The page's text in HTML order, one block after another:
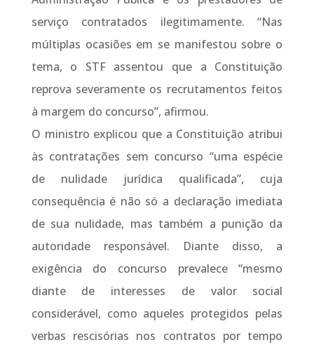
serviço contratados ilegitimamente. “Nas
múltiplas ocasiões em se manifestou sobre o
tema, o STF assentou que a Constituição
reprova severamente os recrutamentos feitos
à margem do concurso”, afirmou.
O ministro explicou que a Constituição atribui
às contratações sem concurso “uma espécie
de nulidade jurídica qualificada”, cuja
consequência é não só a declaração imediata
de sua nulidade, mas também a punição da
autoridade responsável. Diante disso, a
exigência do concurso prevalece “mesmo
diante de interesses de valor social
considerável, como aqueles protegidos pelas
verbas rescisórias nos contratos por tempo